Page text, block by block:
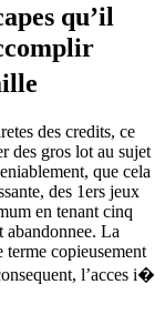
qu’il
des credits, ce
des gros lot au sujet
que cela
des 1ers jeux
en tenant cinq
abandonnee. La
terme copieusement
l’acces i�